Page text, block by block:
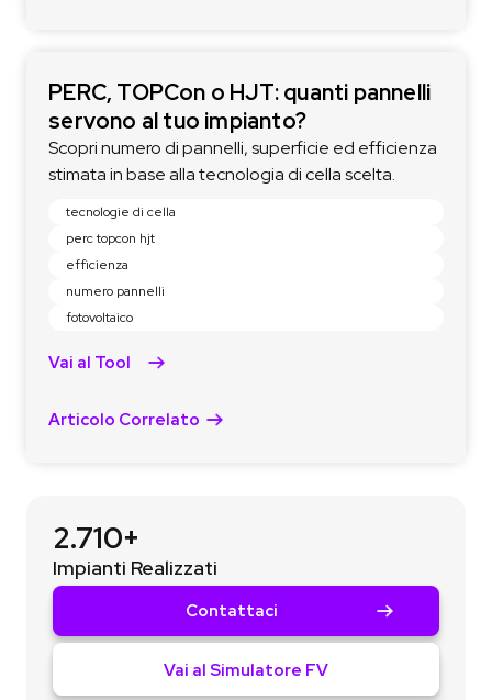
PERC, TOPCon o HJT: quanti pannelli
servono al tuo impianto?
Scopri numero di pannelli, superficie ed efficienza
stimata in base alla tecnologia di cella scelta.
tecnologie di cella
perc topcon hjt
efficienza
numero pannelli
fotovoltaico
Vai al Tool
Articolo Correlato
2.710+
Impianti Realizzati
Contattaci
Vai al Simulatore FV